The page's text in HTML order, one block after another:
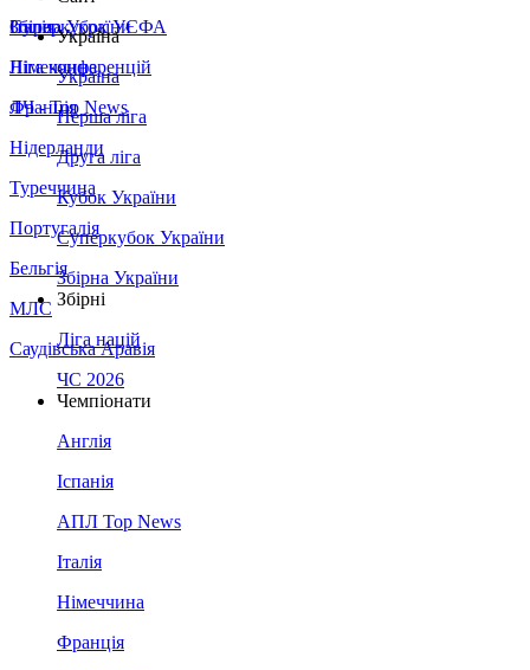
Збірна України
Італія
Німеччина
Франція
Нідерланди
Туреччина
Португалія
Бельгія
МЛС
Саудівська Аравія
Суперкубок УЄФА
Ліга конференцій
ЛЧ - Top News
Україна
Україна
Перша ліга
Друга ліга
Кубок України
Суперкубок України
Збірна України
Збірні
Ліга націй
ЧС 2026
Чемпіонати
Англія
Іспанія
АПЛ Top News
Італія
Німеччина
Франція